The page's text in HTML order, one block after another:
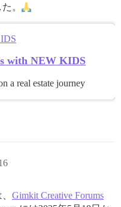
。
with NEW KIDS
a real estate journey
Gimkit Creative Forums